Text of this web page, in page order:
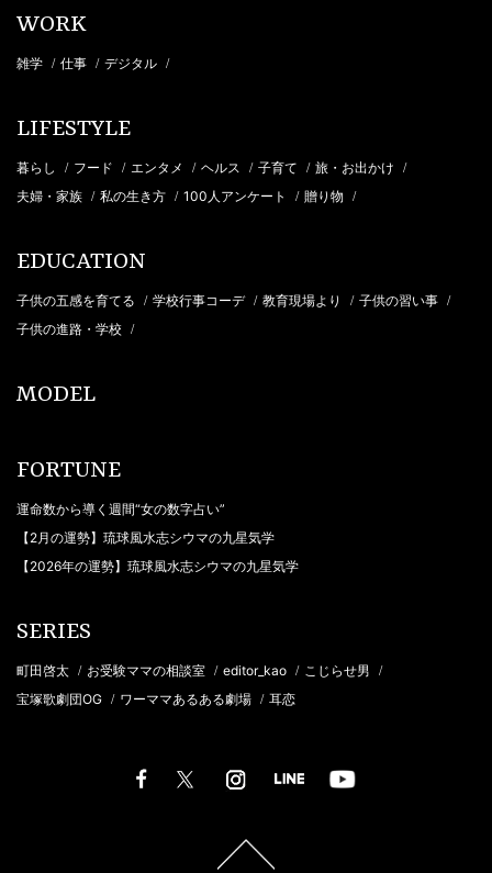
WORK
雑学 / 仕事 / デジタル /
LIFESTYLE
暮らし / フード / エンタメ / ヘルス / 子育て / 旅・お出かけ /
夫婦・家族 / 私の生き方 / 100人アンケート / 贈り物 /
EDUCATION
子供の五感を育てる / 学校行事コーデ / 教育現場より / 子供の習い事 /
子供の進路・学校 /
MODEL
FORTUNE
運命数から導く週間“女の数字占い”
【2月の運勢】琉球風水志シウマの九星気学
【2026年の運勢】琉球風水志シウマの九星気学
SERIES
町田啓太 / お受験ママの相談室 / editor_kao / こじらせ男 /
宝塚歌劇団OG / ワーママあるある劇場 / 耳恋